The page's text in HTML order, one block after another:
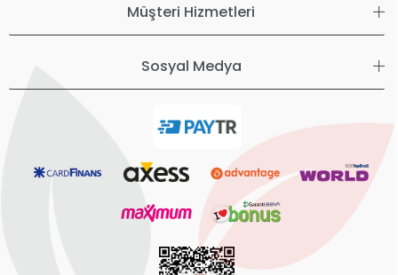
Müşteri Hizmetleri
Sosyal Medya